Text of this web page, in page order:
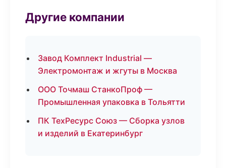
Другие компании
Завод Комплект Industrial —
Электромонтаж и жгуты в Москва
ООО Точмаш СтанкоПроф —
Промышленная упаковка в Тольятти
ПК ТехРесурс Союз — Сборка узлов
и изделий в Екатеринбург